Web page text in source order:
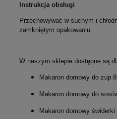
Instrukcja obsługi
Przechowywać w suchym i
zamkniętym opakowaniu.
W naszym sklepie dostępne są
Makaron domowy do zup
Makaron domowy do
Makaron domowy